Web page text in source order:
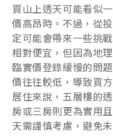
買山上透天可能看似
價高昂時。不過，從
定可能會帶來一些挑
相對便宜，但因為地
臨實價登錄緩慢的問
價往往較低，導致買
居住來說，五層樓的
房或三房則更為實用
天需謹慎考慮，避免